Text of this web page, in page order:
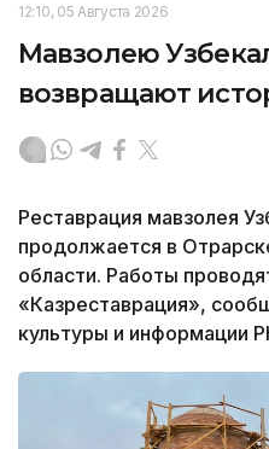
12:10, 05 Августа 2026
Мавзолею
возвращают
Реставрация мавзолея
продолжается в
области. Работы
«Казреставрация»,
культуры и информации